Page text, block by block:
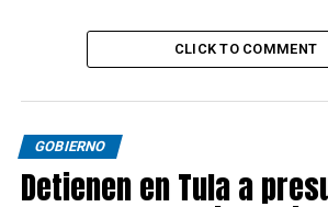
CLICK TO COMMENT
GOBIERNO
Detienen en Tula a